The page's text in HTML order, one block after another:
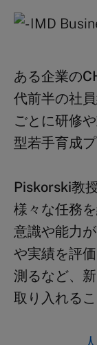
ある企業の
代前半の社員
ごとに研修
型若手育成
Piskorski教
様々な任務
意識や能力
や実績を評
測るなど、
取り入れる